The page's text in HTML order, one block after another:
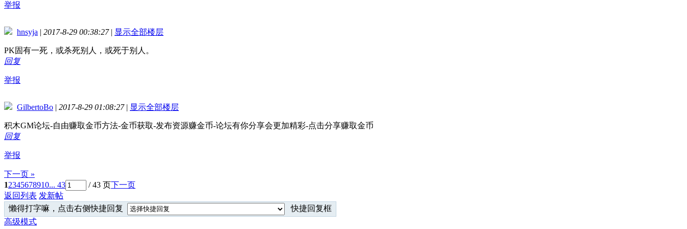
举报
hnsyja | 2017-8-29 00:38:27 | 显示全部楼层
PK固有一死，或杀死别人，或死于别人。
回复
举报
GilbertoBo | 2017-8-29 01:08:27 | 显示全部楼层
积木GM论坛-自由赚取金币方法-金币获取-发布资源赚金币-论坛有你分享会更加精彩-点击分享赚取金币
回复
举报
下一页 »
12345678910... 43 / 43 页下一页
返回列表 发新帖
懒得打字嘛，点击右侧快捷回复
快捷回复框
高级模式